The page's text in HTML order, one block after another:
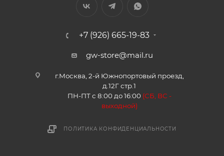
+7 (926) 665-19-83
gw-store@mail.ru
г.Москва, 2-й Южнопортовый проезд,
д.12Г стр.1
ПН-ПТ с 8:00 до 16:00 (СБ, ВС -
выходной)
ПОЛИТИКА КОНФИДЕНЦИАЛЬНОСТИ